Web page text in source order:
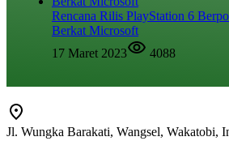
Rencana Rilis PlayStation 6
Berkat Microsoft
17 Maret 2023
4088
Jl. Wungka Barakati, Wangsel, Wakatobi,